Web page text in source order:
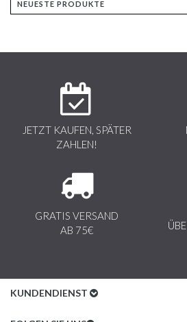
JETZT KAUFEN, SPÄTER
ZAHLEN!
GRATIS VERSAND
AB 75€
KUNDENDIENST
Kundenservice